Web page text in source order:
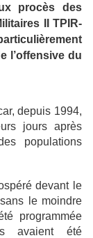
procès des
II TPIR-
l’offensive du
depuis 1994,
jours après
populations
devant le
le moindre
programmée
avaient été